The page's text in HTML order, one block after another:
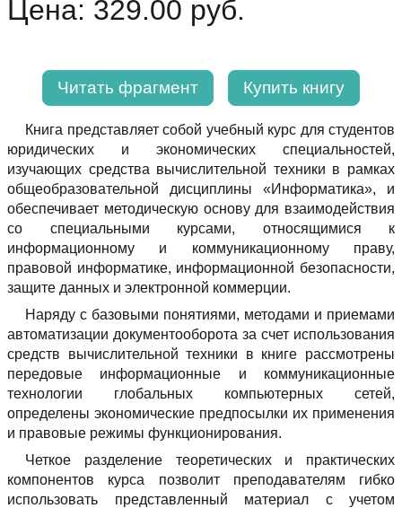
Цена: 329.00 руб.
Читать фрагмент Купить книгу
Книга представляет собой учебный курс для студентов
юридических и экономических специальностей,
изучающих средства вычислительной техники в рамках
общеобразовательной дисциплины «Информатика», и
обеспечивает методическую основу для взаимодействия
со специальными курсами, относящимися к
информационному и коммуникационному праву,
правовой информатике, информационной безопасности,
защите данных и электронной коммерции.
Наряду с базовыми понятиями, методами и приемами
автоматизации документооборота за счет использования
средств вычислительной техники в книге рассмотрены
передовые информационные и коммуникационные
технологии глобальных компьютерных сетей,
определены экономические предпосылки их применения
и правовые режимы функционирования.
Четкое разделение теоретических и практических
компонентов курса позволит преподавателям гибко
использовать представленный материал с учетом